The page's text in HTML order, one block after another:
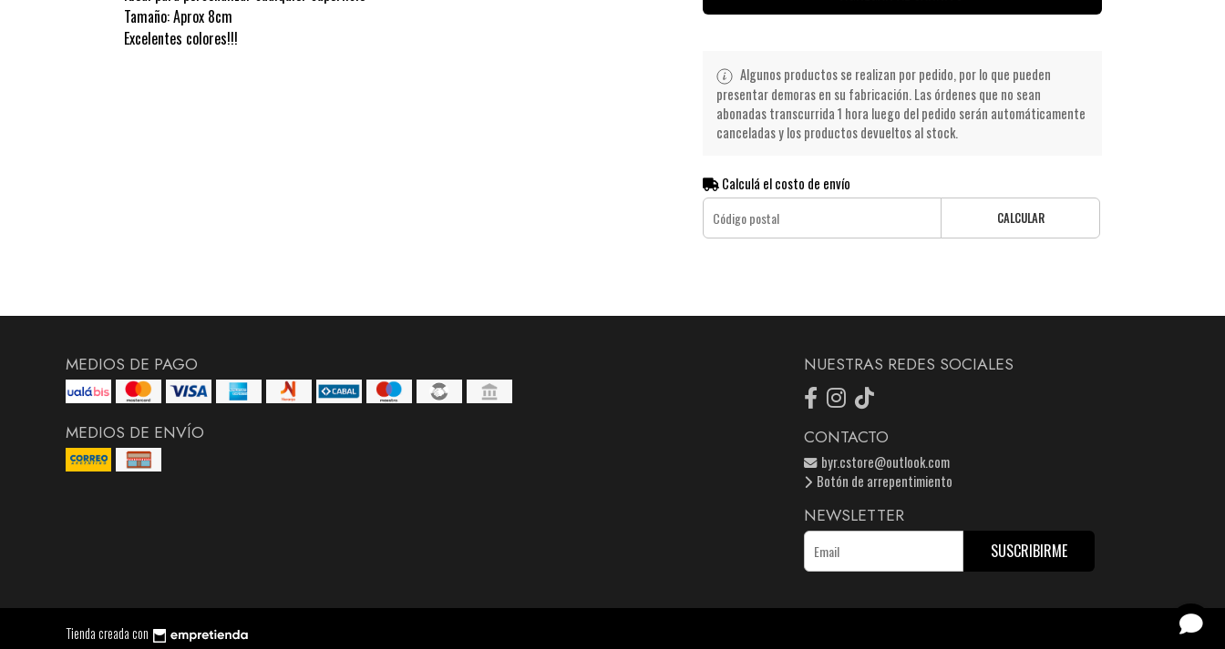
Tamaño: Aprox 8cm
Excelentes colores!!!
Algunos productos se realizan por pedido, por lo que pueden
presentar demoras en su fabricación. Las órdenes que no sean
abonadas transcurrida 1 hora luego del pedido serán automáticamente
canceladas y los productos devueltos al stock.
Calculá el costo de envío
CALCULAR
MEDIOS DE PAGO
MEDIOS DE ENVÍO
NUESTRAS REDES SOCIALES
CONTACTO
byr.cstore@outlook.com
Botón de arrepentimiento
NEWSLETTER
SUSCRIBIRME
Tienda creada con